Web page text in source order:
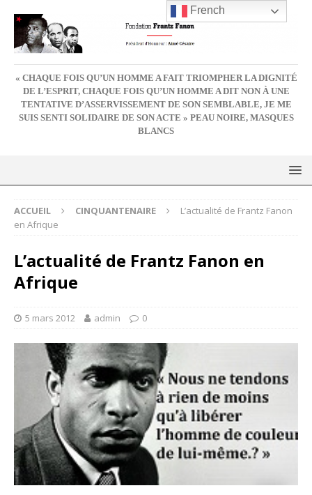
« CHAQUE FOIS QU’UN HOMME A FAIT TRIOMPHER LA DIGNITÉ
DE L’ESPRIT, CHAQUE FOIS QU’UN HOMME A DIT NON À UNE
TENTATIVE D’ASSERVISSEMENT DE SON SEMBLABLE, JE ME
SUIS SENTI SOLIDAIRE DE SON ACTE » PEAU NOIRE, MASQUES
BLANCS
ACCUEIL CINQUANTENAIRE
L’actualité de Frantz Fanon
en Afrique
L’actualité de Frantz Fanon en
Afrique
5 mars 2012 admin 0
French